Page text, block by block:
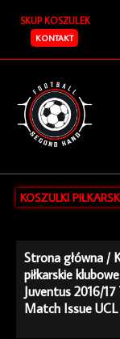
treści
SKUP KOSZULEK
KONTAKT
KOSZULKI
Strona główna /
piłkarskie klubowe
Juventus 2016/
Match Issue UCL